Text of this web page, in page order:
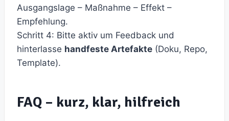
Ausgangslage – Maßnahme – Effekt –
Empfehlung.
Schritt 4: Bitte aktiv um Feedback und
hinterlasse handfeste Artefakte (Doku, Repo,
Template).
FAQ – kurz, klar, hilfreich